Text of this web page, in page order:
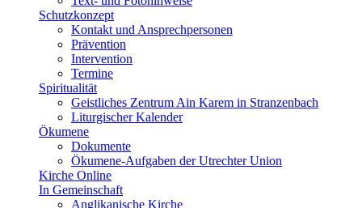
Schutzkonzept
Kontakt und Ansprechpersonen
Prävention
Intervention
Termine
Spiritualität
Geistliches Zentrum Ain Karem in Stranzenbach
Liturgischer Kalender
Ökumene
Dokumente
Ökumene-Aufgaben der Utrechter Union
Kirche Online
In Gemeinschaft
Anglikanische Kirche